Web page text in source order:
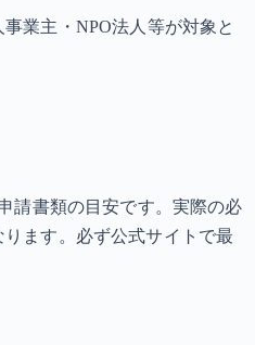
業主・NPO法人等が対象と
請書類の目安です。実際の必
ます。必ず公式サイトで最